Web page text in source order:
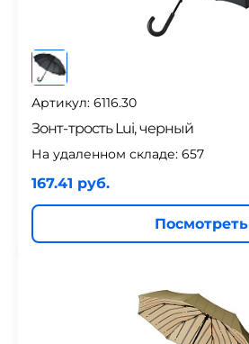
Артикул: 6116.30
Зонт-трость Lui, черный
На удаленном складе: 657
167.41 руб.
Посмотреть